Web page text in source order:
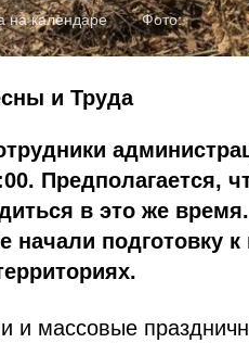
на календаре Фото:
и Труда
Предполагается,
в это же
начали подготовку
и массовые